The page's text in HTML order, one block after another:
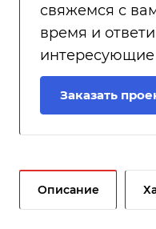
свяжемся с
время и
Заказать
Описание